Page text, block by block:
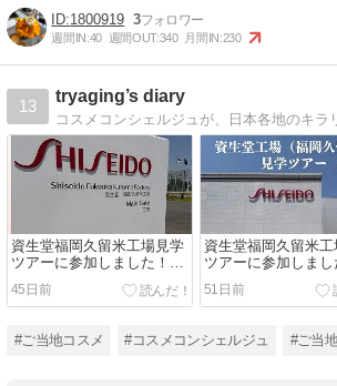
1800919 3
週間IN:40 週間OUT:340 月間IN:230
13
tryaging’s diary
資生堂福岡久留米工場見学
ツアーに参加しました！
Part２
45日前
資生堂福岡久留米工
ツアーに参加しまし
Part１
51日前
#ご当地コスメ #コスメコンシェルジュ #ご当